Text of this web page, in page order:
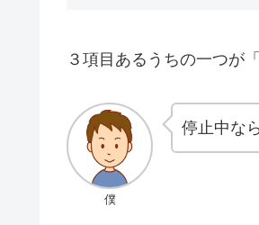
３項目あるうちの一つが「
僕
停止中な